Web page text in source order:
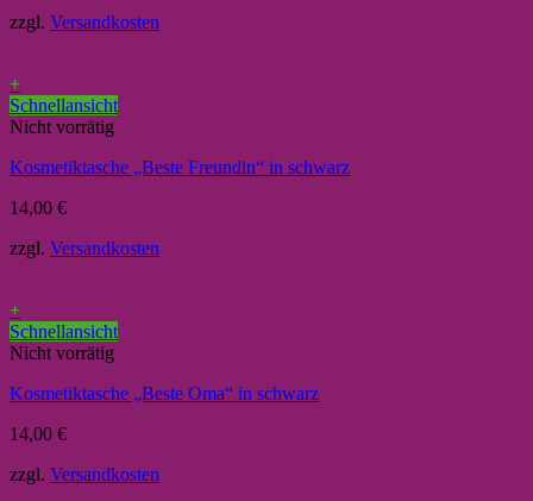
zzgl. Versandkosten
+
Schnellansicht
Nicht vorrätig
Kosmetiktasche „Beste Freundin“ in schwarz
14,00 €
zzgl. Versandkosten
+
Schnellansicht
Nicht vorrätig
Kosmetiktasche „Beste Oma“ in schwarz
14,00 €
zzgl. Versandkosten